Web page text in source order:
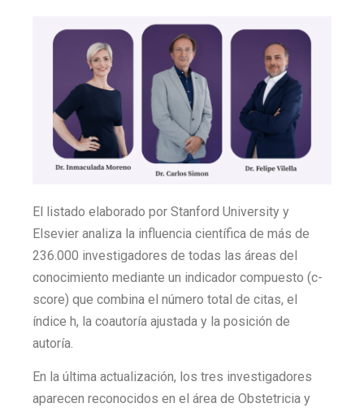
El listado elaborado por Stanford University y
Elsevier analiza la influencia científica de más de
236.000 investigadores de todas las áreas del
conocimiento mediante un indicador compuesto (c-
score) que combina el número total de citas, el
índice h, la coautoría ajustada y la posición de
autoría.
En la última actualización, los tres investigadores
aparecen reconocidos en el área de Obstetricia y